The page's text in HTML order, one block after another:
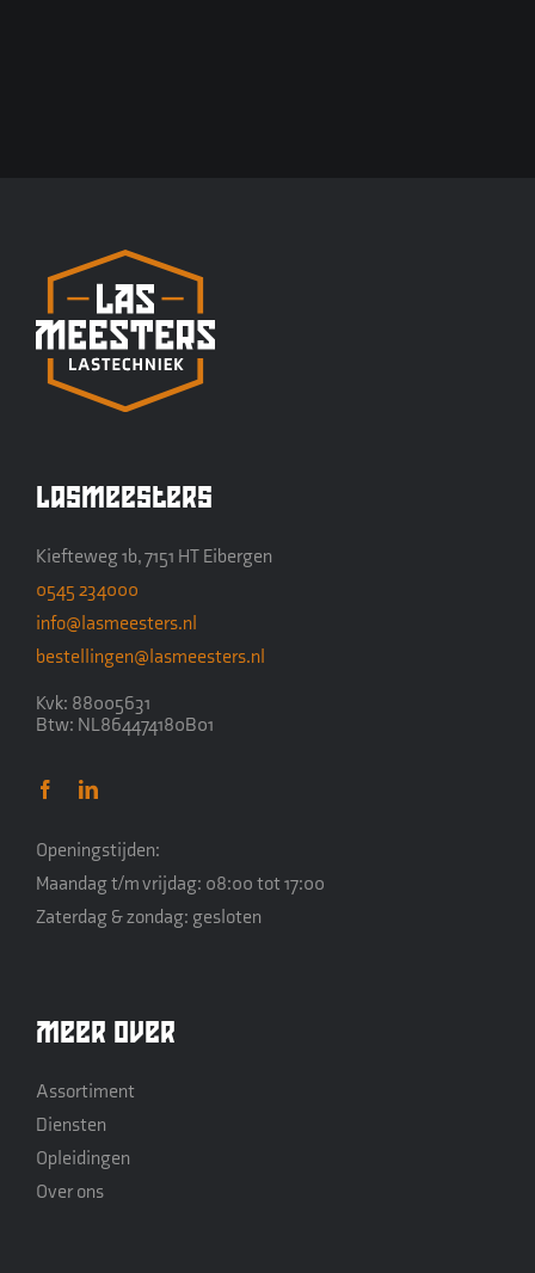
Lasmeesters
Kiefteweg 1b, 7151 HT Eibergen
0545 234000
info@lasmeesters.nl
bestellingen@lasmeesters.nl
Kvk: 88005631
Btw: NL864474180B01
Openingstijden:
Maandag t/m vrijdag: 08:00 tot 17:00
Zaterdag & zondag: gesloten
Meer over
Assortiment
Diensten
Opleidingen
Over ons